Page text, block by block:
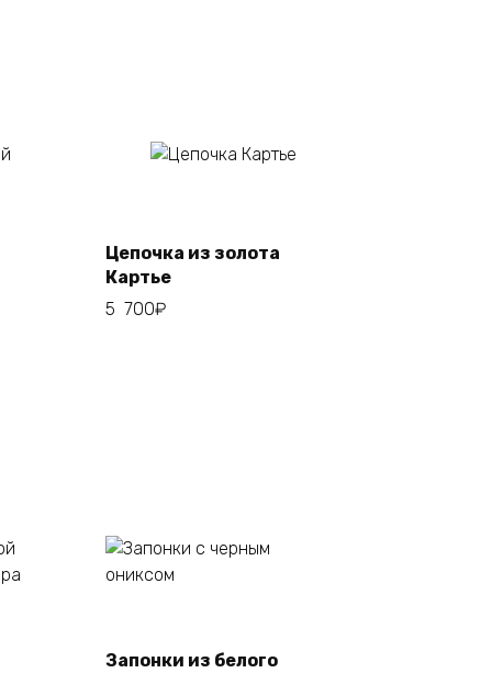
Цепочка из золота
Картье
5 700₽
Add to cart
Запонки из белого